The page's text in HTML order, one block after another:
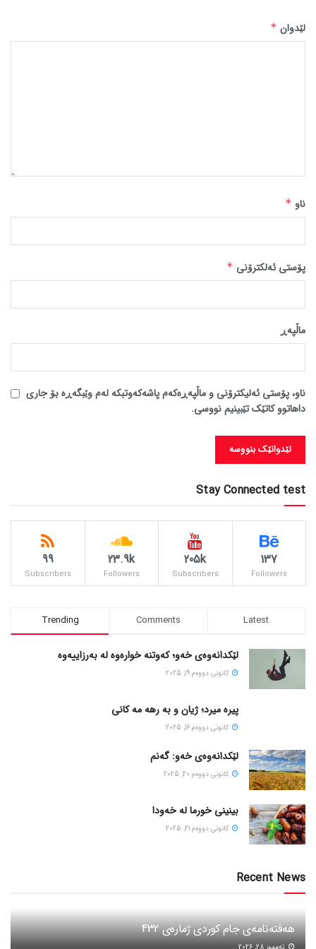
لێدوان*
ناو *
پۆستی ئەلکترۆنی *
ماڵپه‌ڕ
ناو، پۆستی ئەلیکترۆنی و ماڵپەڕەکەم پاشەکەوتبکە لەم وێبگەڕە بۆ جاری
داهاتوو کاتێک تێبینیم نووسی.
Stay Connected test
137
Followers
205k
Subscribers
23.9k
Followers
99
Subscribers
Trending Comments Latest
لێکدانەوەی خەو؛ کەوتنە خوارەوە لە بەرزاییەوە
كانونی دووه‌م 19, 2025
پیره میرد؛ ژیان و به رهه مه کانی
كانونی دووه‌م 16, 2025
لێکدانەوەی خەو: گەنم
كانونی دووه‌م 20, 2025
بینینی خورما لە خەودا
كانونی دووه‌م 21, 2025
Recent News
هەفتەنامەی جام کوردی ژمارەی 432